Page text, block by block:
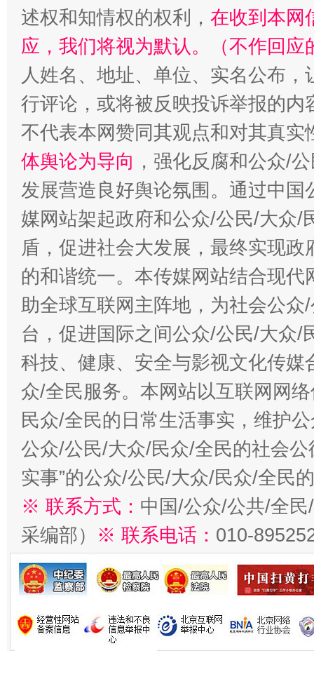
招工难、用工荒背后
述权和知情权的权利， 在收到本网
应，我们将视为默认。（不作回应
人姓名、地址、单位、实名公布
行评论，或将被反映投诉举报的
不代表本网赞同其观点和对其真实
体舆论为导向 ，强化反腐和公众/
发展营造良好舆论氛围。通过中
媒网站架起政府和公众/公民/大众/
盾，促进社会大发展，最终实现
的和谐统一。本传媒网站结合现
助全球互联网主阵地，为社会公
台，促进国际之间公众/公民/大众/
科技、健康、安全与影视文化传
众/全民服务。本网站以互联网网
民众/全民的日常生活事实，维护
公众/公民/大众/民众/全民的社会公
实事”的公众/公民/大众/民众/全民
※ 联系方式： 中国/公众/公共/全
采编部） ※ 联系电话： 010-